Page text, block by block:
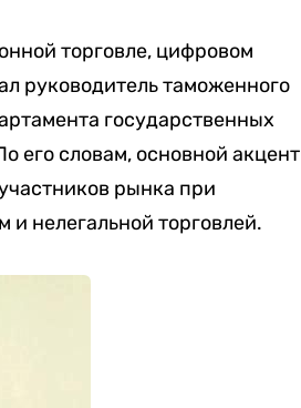
торговле, цифровом
руководитель таможенного
государственных
его словам, основной акцент
рынка при
нелегальной торговлей.